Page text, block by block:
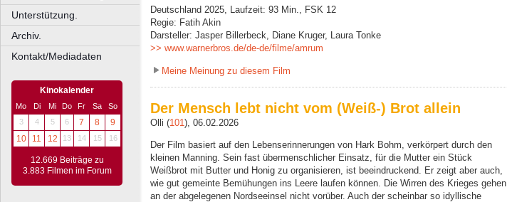
Unterstützung.
Archiv.
Kontakt/Mediadaten
Kinokalender
Mo Di Mi Do Fr Sa
So
3
4 5 6 7 8
9
10
11 12 13 14 15 16
12.669 Beiträge zu
3.883 Filmen im Forum
Deutschland 2025, Laufzeit: 93 Min., FSK 12
Regie: Fatih Akin
Darsteller: Jasper Billerbeck, Diane Kruger, Laura Tonke
>> www.warnerbros.de/de-de/filme/amrum
Meine Meinung zu diesem Film
Der Mensch lebt nicht vom (Weiß-) Brot allein
Olli (101), 06.02.2026
Der Film basiert auf den Lebenserinnerungen von Hark Bohm, verkörpert durch den
kleinen Manning. Sein fast übermenschlicher Einsatz, für die Mutter ein Stück
Weißbrot mit Butter und Honig zu organisieren, ist beeindruckend. Er zeigt aber auch,
wie gut gemeinte Bemühungen ins Leere laufen können. Die Wirren des Krieges gehen
an der abgelegenen Nordseeinsel nicht vorüber. Auch der scheinbar so idyllische